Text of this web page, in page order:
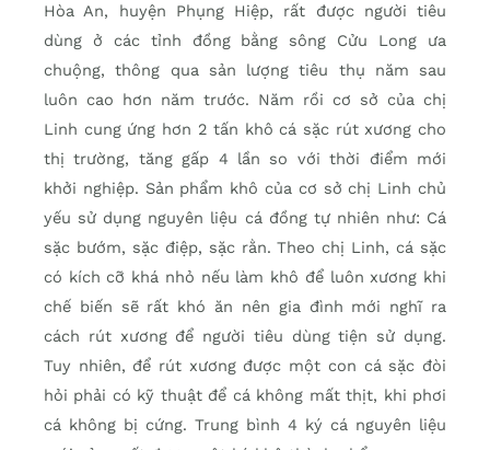
Hòa An, huyện Phụng Hiệp, rất được người tiêu
dùng ở các tỉnh đồng bằng sông Cửu Long ưa
chuộng, thông qua sản lượng tiêu thụ năm sau
luôn cao hơn năm trước. Năm rồi cơ sở của chị
Linh cung ứng hơn 2 tấn khô cá sặc rút xương cho
thị trường, tăng gấp 4 lần so với thời điểm mới
khởi nghiệp. Sản phẩm khô của cơ sở chị Linh chủ
yếu sử dụng nguyên liệu cá đồng tự nhiên như: Cá
sặc bướm, sặc điệp, sặc rằn. Theo chị Linh, cá sặc
có kích cỡ khá nhỏ nếu làm khô để luôn xương khi
chế biến sẽ rất khó ăn nên gia đình mới nghĩ ra
cách rút xương để người tiêu dùng tiện sử dụng.
Tuy nhiên, để rút xương được một con cá sặc đòi
hỏi phải có kỹ thuật để cá không mất thịt, khi phơi
cá không bị cứng. Trung bình 4 ký cá nguyên liệu